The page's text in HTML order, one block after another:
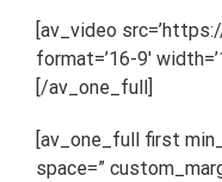
[av_video
format=’16-9′
[/av_one_full]
[av_one_full first
space=”